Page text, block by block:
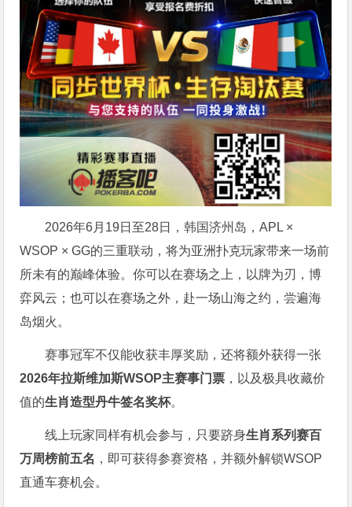
2026年6月19日至28日，韩国济州岛，APL ×
WSOP × GG的三重联动，将为亚洲扑克玩家带来一场前
所未有的巅峰体验。你可以在赛场之上，以牌为刃，博
弈风云；也可以在赛场之外，赴一场山海之约，尝遍海
岛烟火。
赛事冠军不仅能收获丰厚奖励，还将额外获得一张
2026年拉斯维加斯WSOP主赛事门票 ，以及极具收藏价
值的生肖造型丹牛签名奖杯。
线上玩家同样有机会参与，只要跻身生肖系列赛百
万周榜前五名 ，即可获得参赛资格，并额外解锁WSOP
直通车赛机会。